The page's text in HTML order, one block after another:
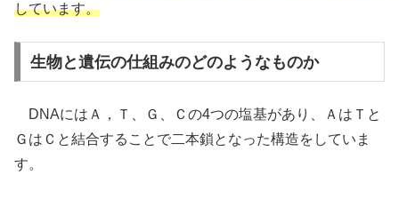
しています。
生物と遺伝の仕組みのどのようなものか
DNAにはＡ，Ｔ、Ｇ、Ｃの4つの塩基があり、ＡはＴと
ＧはＣと結合することで二本鎖となった構造をしていま
す。